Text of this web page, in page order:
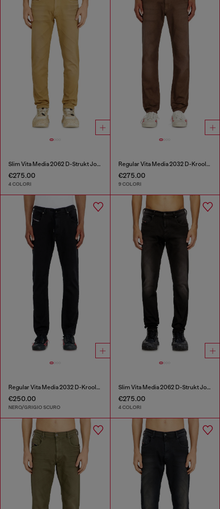
Slim Vita Media 2062 D-Strukt Joggjeans®
€275.00
4 COLORI
Regular Vita Media 2032 D-Krooley-BW Joggjeans®
€275.00
9 COLORI
Regular Vita Media 2032 D-Krooley Joggjeans®
€250.00
NERO/GRIGIO SCURO
Slim Vita Media 2062 D-Strukt Joggjeans®
€275.00
4 COLORI